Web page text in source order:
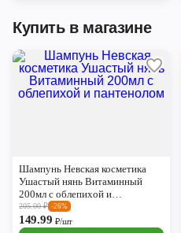
Купить в магазине
Шампунь Невская косметика
Ушастый нянь Витаминный
200мл с облепихой и
пантенолом
205.00₽ -26%
149.99 ₽/шт